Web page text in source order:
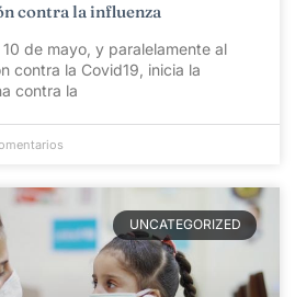
contra la influenza
de mayo, y paralelamente al
contra la Covid19, inicia la
contra la
UNCATEGORIZED